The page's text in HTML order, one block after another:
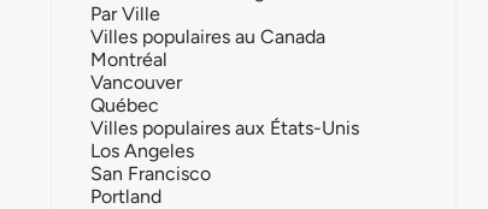
Par Ville
Villes populaires au Canada
Montréal
Vancouver
Québec
Villes populaires aux États-Unis
Los Angeles
San Francisco
Portland